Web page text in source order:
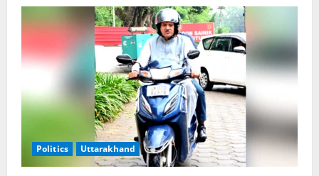
सीट
पर
बढ़ी
भाजपा
की
चुनौती,
दिनेश
अग्रवाल
ने
ठोकी
दावेदारी
Politics Uttarakhand